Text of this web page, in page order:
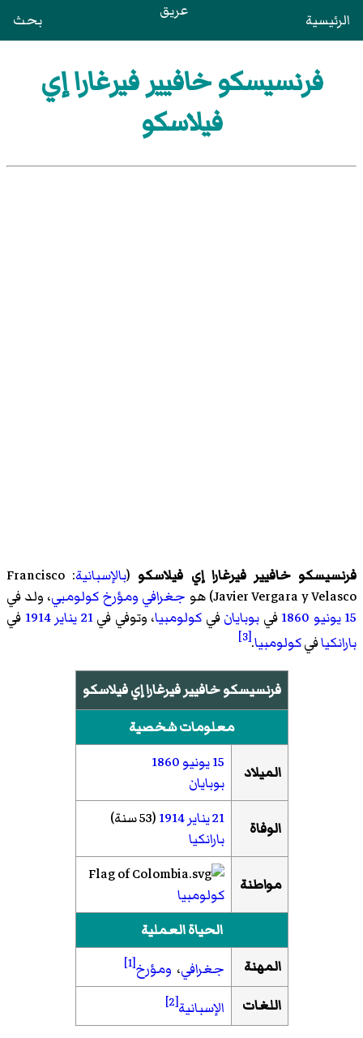
الرئيسية عريق بحث
فرنسيسكو خافيير فيرغارا إي
فيلاسكو
فرنسيسكو خافيير فيرغارا إي فيلاسكو (بالإسبانية:
Francisco
Javier Vergara y Velasco)‏ هو جغرافي ومؤرخكولومبي، ولد في
15 يونيو
1860في بوبايانفي كولومبيا، وتوفي في21 يناير 1914 في
بارانكيافيكولومبيا.
[3]
فرنسيسكو خافيير فيرغارا إي فيلاسكو
معلومات شخصية
الميلاد 15 يونيو
1860
بوبايان
الوفاة 21 يناير 1914(53 سنة)
بارانكيا
مواطنة
كولومبيا
الحياة العملية
المهنة
جغرافي، ومؤرخ[1]
اللغات الإسبانية[2]